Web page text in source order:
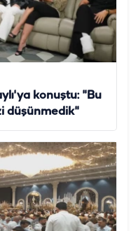
konuştu: "Bu
düşünmedik"